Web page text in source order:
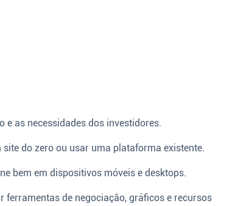
e as necessidades dos investidores.
do zero ou usar uma plataforma existente.
bem em dispositivos móveis e desktops.
ferramentas de negociação, gráficos e recursos